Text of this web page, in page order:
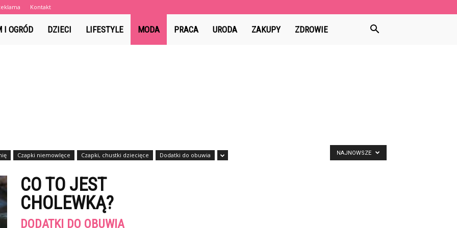
Kontakt
I OGRÓD DZIECI LIFESTYLE MODA PRACA URODA ZAKUPY ZDROWIE
Czapki niemowlęce Czapki, chustki dziecięce Dodatki do obuwia NAJNOWSZE
CO TO JEST
CHOLEWKĄ?
DODATKI DO OBUWIA